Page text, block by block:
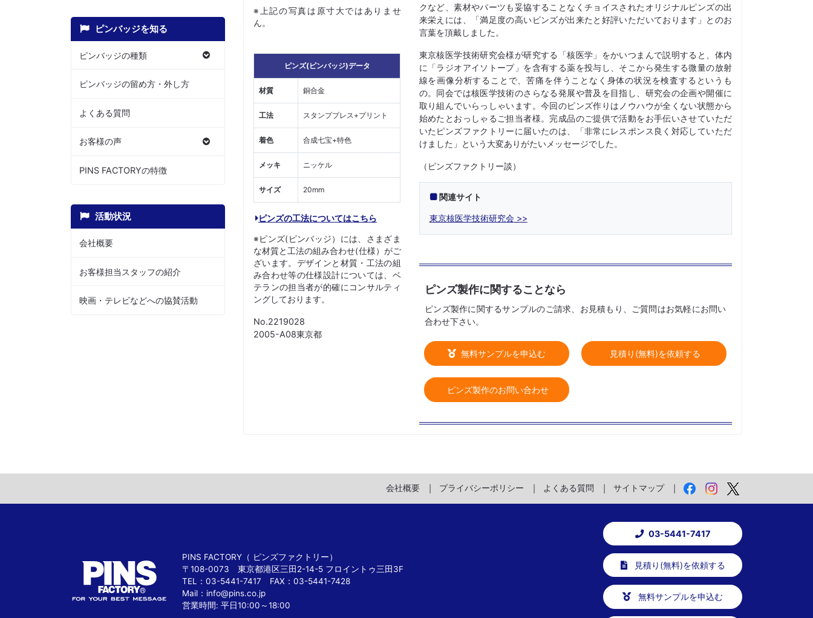
ピンバッジを知る
ピンバッジの種類
ピンバッジの留め方・外し方
よくある質問
お客様の声
PINS FACTORYの特徴
活動状況
会社概要
お客様担当スタッフの紹介
映画・テレビなどへの協賛活動
※上記の写真は原寸大ではありませ
ん。
ピンズ(ピンバッジ)データ
材質 銅合金
工法 スタンププレス+プリント
着色 合成七宝+特色
メッキ ニッケル
サイズ 20mm
ピンズの工法についてはこちら
※ピンズ(ピンバッジ）には、さまざま
な材質と工法の組み合わせ(仕様）がご
ざいます。デザインと材質・工法の組
み合わせ等の仕様設計については、ベ
テランの担当者が的確にコンサルティ
ングしております。
No.2219028
2005-A08東京都
クなど、素材やパーツも妥協することなくチョイスされたオリジナルピンズの出
来栄えには、「満足度の高いピンズが出来たと好評いただいております」とのお
言葉を頂戴しました。
東京核医学技術研究会様が研究する「核医学」をかいつまんで説明すると、体内
に「ラジオアイソトープ」を含有する薬を投与し、そこから発生する微量の放射
線を画像分析することで、苦痛を伴うことなく身体の状況を検査するというも
の。同会では核医学技術のさらなる発展や普及を目指し、研究会の企画や開催に
取り組んでいらっしゃいます。今回のピンズ作りはノウハウが全くない状態から
始めたとおっしゃるご担当者様。完成品のご提供で活動をお手伝いさせていただ
いたピンズファクトリーに届いたのは、「非常にレスポンス良く対応していただ
けました」という大変ありがたいメッセージでした。
（ピンズファクトリー談）
関連サイト
東京核医学技術研究会
ピンズ製作に関することなら
ピンズ製作に関するサンプルのご請求、お見積もり、ご質問はお気軽にお問い
合わせ下さい。
無料サンプルを申込む 見積り(無料)を依頼する
ピンズ製作のお問い合わせ
会社概要 プライバシーポリシー よくある質問 サイトマップ
PINS FACTORY（ ピンズファクトリー）
〒108-0073 東京都港区三田2-14-5 フロイントゥ三田3F
TEL：03-5441-7417 FAX：03-5441-7428
Mail： info@pins.co.jp
営業時間: 平日10:00～18:00
03-5441-7417
見積り(無料)を依頼する
無料サンプルを申込む